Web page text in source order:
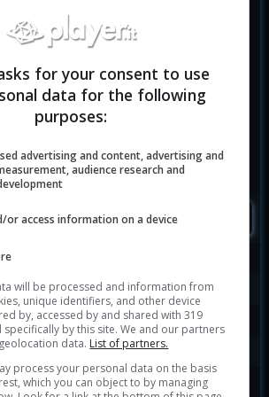
SEGUIMI
Ubisoft
PC, PS4 ,Stadia,Xbox One
Action|Avventura
05/10/2018
for your consent to use
data for the following
purposes:
advertising and content, advertising and
audience research and
or access information on a device
will be processed and information from
unique identifiers, and other device
by, accessed by and shared with 319
by this site. We and our partners
data. List of partners.
process your personal data on the basis
which you can object to by managing